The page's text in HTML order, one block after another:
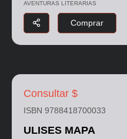
AVENTURAS LITERARIAS
Comprar
Consultar $
ISBN 9788418700033
ULISES MAPA